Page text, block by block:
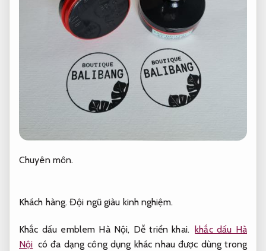
Chuyên môn.
Khách hàng. Đội ngũ giàu kinh nghiệm.
Khắc dấu emblem Hà Nội, Dễ triển khai. khắc dấu Hà
Nội có đa dạng công dụng khác nhau được dùng trong